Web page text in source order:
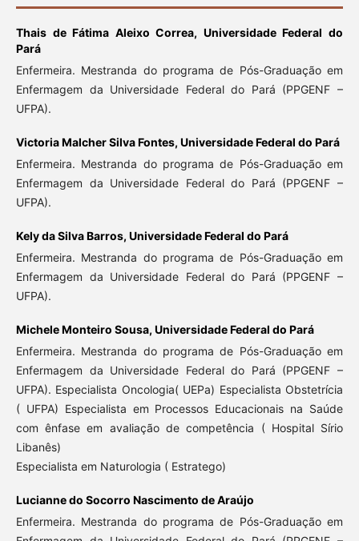
Thais de Fátima Aleixo Correa, Universidade Federal do
Pará
Enfermeira. Mestranda do programa de Pós-Graduação em
Enfermagem da Universidade Federal do Pará (PPGENF –
UFPA).
Victoria Malcher Silva Fontes, Universidade Federal do Pará
Enfermeira. Mestranda do programa de Pós-Graduação em
Enfermagem da Universidade Federal do Pará (PPGENF –
UFPA).
Kely da Silva Barros, Universidade Federal do Pará
Enfermeira. Mestranda do programa de Pós-Graduação em
Enfermagem da Universidade Federal do Pará (PPGENF –
UFPA).
Michele Monteiro Sousa, Universidade Federal do Pará
Enfermeira. Mestranda do programa de Pós-Graduação em
Enfermagem da Universidade Federal do Pará (PPGENF –
UFPA). Especialista Oncologia( UEPa) Especialista Obstetrícia
( UFPA) Especialista em Processos Educacionais na Saúde
com ênfase em avaliação de competência ( Hospital Sírio
Libanês)
Especialista em Naturologia ( Estratego)
Lucianne do Socorro Nascimento de Araújo
Enfermeira. Mestranda do programa de Pós-Graduação em